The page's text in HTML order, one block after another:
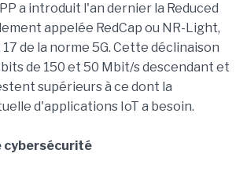
a introduit l'an dernier la Reduced
appelée RedCap ou NR-Light,
de la norme 5G. Cette déclinaison
de 150 et 50 Mbit/s descendant et
supérieurs à ce dont la
d'applications IoT a besoin.
cybersécurité